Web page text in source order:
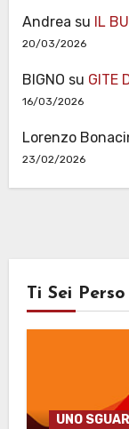
Andrea su IL
20/03/2026
BIGNO su GITE
16/03/2026
Lorenzo
23/02/2026
Ti Sei Perso
UNO